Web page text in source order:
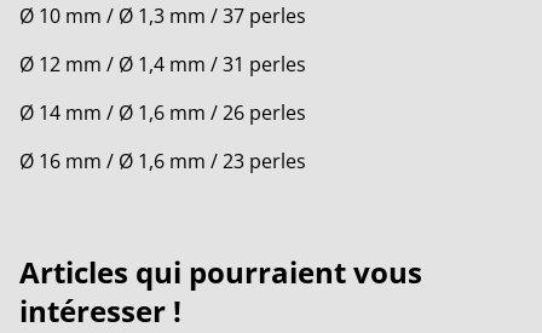
Ø 10 mm / Ø 1,3 mm / 37 perles
Ø 12 mm / Ø 1,4 mm / 31 perles
Ø 14 mm / Ø 1,6 mm / 26 perles
Ø 16 mm / Ø 1,6 mm / 23 perles
Articles qui pourraient vous
intéresser !